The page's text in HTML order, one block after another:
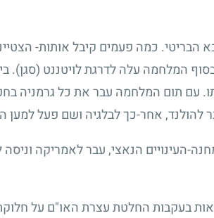
הבריטי. כמה פעמים קיבל אותות-
המלחמה עלה לדרגת לויטננט
עם תום המלחמה עבר את כל גרמניה
להולנד, אחר-כך לבלגיה ושם פעל למען
העינויים הנאצי, עבר לאמריקה
בעקבות החלטת עצרת האו"ם על